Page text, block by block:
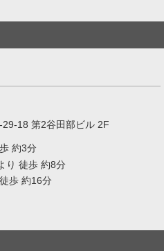
18 第2谷田部ビル 2F
約3分
り 徒歩 約8分
歩 約16分